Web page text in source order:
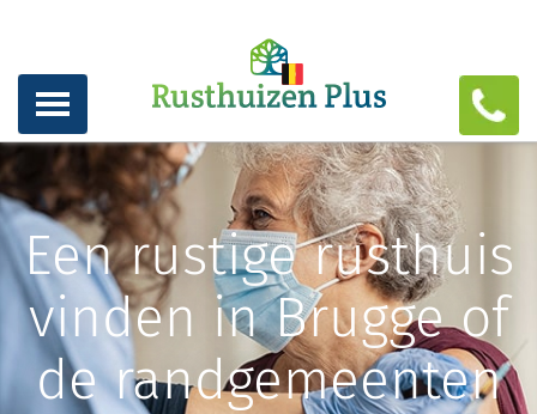
Een rustige rusthuis
vinden in Brugge of
de randgemeenten